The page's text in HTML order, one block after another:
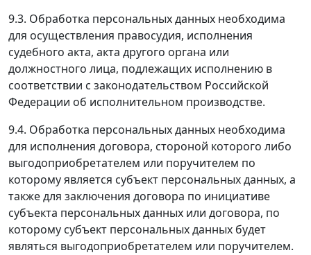
9.3. Обработка персональных данных необходима
для осуществления правосудия, исполнения
судебного акта, акта другого органа или
должностного лица, подлежащих исполнению в
соответствии с законодательством Российской
Федерации об исполнительном производстве.
9.4. Обработка персональных данных необходима
для исполнения договора, стороной которого либо
выгодоприобретателем или поручителем по
которому является субъект персональных данных, а
также для заключения договора по инициативе
субъекта персональных данных или договора, по
которому субъект персональных данных будет
являться выгодоприобретателем или поручителем.